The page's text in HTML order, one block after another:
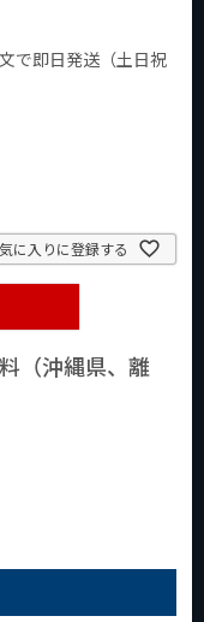
で即日発送（土日祝
に入りに登録する
（沖縄県、離